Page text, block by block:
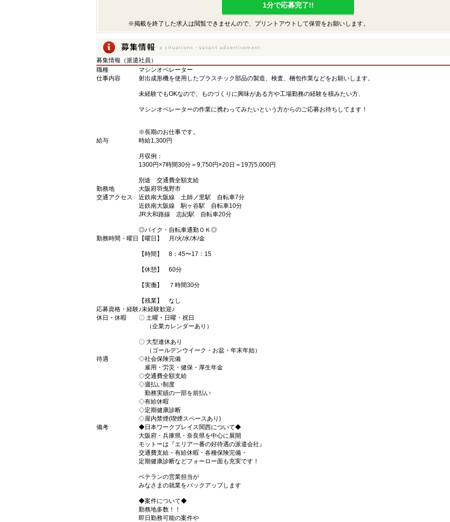
1分で応募完了!!
※掲載を終了した求人は閲覧できませんので、プリントアウトして保管をお願いします。
募集情報（派遣社員）
職種
マシンオペレーター
仕事内容
射出成形機を使用したプラスチック部品の製造、検査、梱包作業などをお願いします。
未経験でもOKなので、ものづくりに興味がある方や工場勤務の経験を積みたい方、
マシンオペレーターの作業に携わってみたいという方からのご応募お待ちしてます！
※長期のお仕事です。
給与
時給1,300円
月収例：
1300円×7時間30分＝9,750円×20日＝19万5,000円
別途 交通費全額支給
勤務地
大阪府羽曳野市
交通アクセス
近鉄南大阪線 土師ノ里駅 自転車7分
近鉄南大阪線 駒ヶ谷駅 自転車10分
JR大和路線 志紀駅 自転車20分
◎バイク・自転車通勤ＯＫ◎
勤務時間・曜日
【曜日】 月/火/水/木/金
【時間】 8：45〜17：15
【休憩】 60分
【実働】 ７時間30分
【残業】 なし
応募資格・経験♪未経験歓迎♪
休日・休暇
〇 土曜・日曜・祝日
（企業カレンダーあり）
〇 大型連休あり
（ゴールデンウイーク・お盆・年末年始）
待遇
◇社会保険完備
雇用・労災・健保・厚生年金
◇交通費全額支給
◇週払い制度
勤務実績の一部を前払い
◇有給休暇
◇定期健康診断
◇屋内禁煙(喫煙スペースあり)
備考
◆日本ワークプレイス関西について◆
大阪府・兵庫県・奈良県を中心に展開
モットーは『エリア一番の好待遇の派遣会社』
交通費支給・有給休暇・各種保険完備・
定期健康診断などフォーロー面も充実です！
ベテランの営業担当が
みなさまの就業をバックアップします
◆案件について◆
勤務地多数！！
即日勤務可能の案件や